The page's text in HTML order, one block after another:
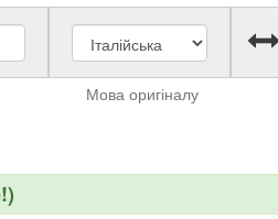
Мова оригіналу